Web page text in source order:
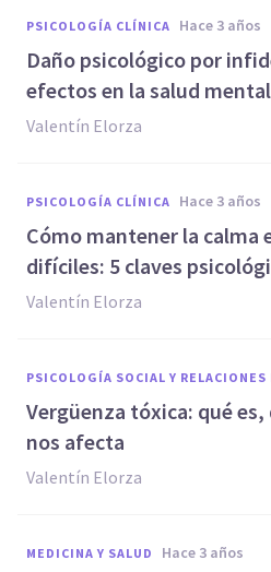
PSICOLOGÍA CLÍNICA hace 3 años
Daño psicológico por
efectos en la salud mental
Valentín Elorza
PSICOLOGÍA CLÍNICA hace 3 años
Cómo mantener la calma
difíciles: 5 claves
Valentín Elorza
PSICOLOGÍA SOCIAL Y RELACIONES
Vergüenza tóxica: qué
nos afecta
Valentín Elorza
MEDICINA Y SALUD hace 3 años